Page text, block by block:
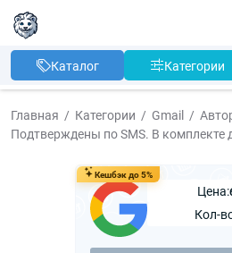
Каталог Категории
Главная Категории Gmail
Подтверждены по SMS. В комплекте
Кешбэк до 5%
Цена:
Кол-